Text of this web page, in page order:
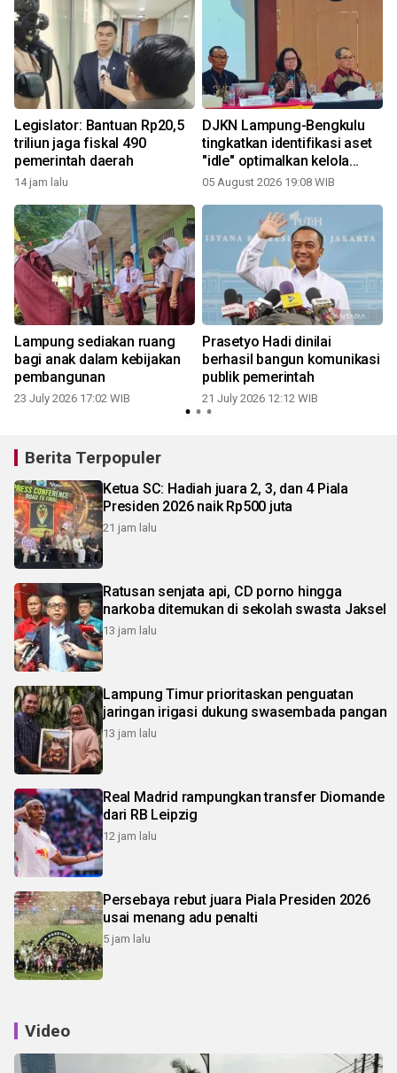
Legislator: Bantuan Rp20,5
triliun jaga fiskal 490
pemerintah daerah
14 jam lalu
DJKN Lampung-Bengkulu
tingkatkan identifikasi aset
"idle" optimalkan kelola
BMN
05 August 2026 19:08 WIB
Lampung sediakan ruang
bagi anak dalam kebijakan
pembangunan
23 July 2026 17:02 WIB
Prasetyo Hadi dinilai
berhasil bangun komunikasi
publik pemerintah
21 July 2026 12:12 WIB
Berita Terpopuler
Ketua SC: Hadiah juara 2, 3, dan 4 Piala
Presiden 2026 naik Rp500 juta
21 jam lalu
Ratusan senjata api, CD porno hingga
narkoba ditemukan di sekolah swasta Jaksel
13 jam lalu
Lampung Timur prioritaskan penguatan
jaringan irigasi dukung swasembada pangan
13 jam lalu
Real Madrid rampungkan transfer Diomande
dari RB Leipzig
12 jam lalu
Persebaya rebut juara Piala Presiden 2026
usai menang adu penalti
5 jam lalu
Video